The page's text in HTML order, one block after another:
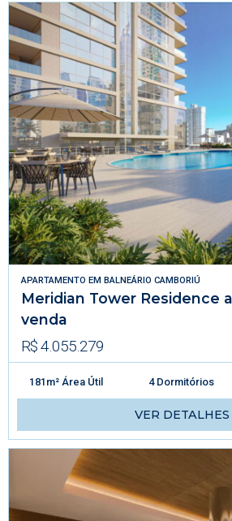
APARTAMENTO EM BALNEÁRIO CAMBORIÚ
Meridian Tower Residence
venda
R$ 4.055.279
181m² Área Útil 4 Dormitórios
VER DETALHES